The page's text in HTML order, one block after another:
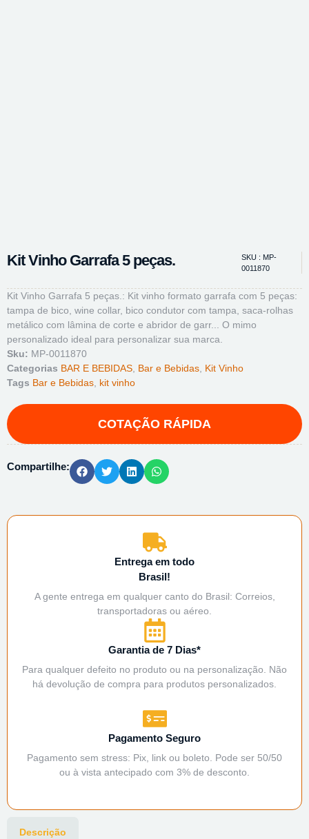
Kit Vinho Garrafa 5 peças.
SKU : MP-
0011870
Kit Vinho Garrafa 5 peças.: Kit vinho formato garrafa com 5 peças:
tampa de bico, wine collar, bico condutor com tampa, saca-rolhas
metálico com lâmina de corte e abridor de garr... O mimo
personalizado ideal para personalizar sua marca.
Sku: MP-0011870
Categorias BAR E BEBIDAS Bar e Bebidas Kit Vinho
Tags Bar e Bebidas kit vinho
Compartilhe:
Entrega em todo
Brasil!
A gente entrega em qualquer canto do Brasil: Correios,
transportadoras ou aéreo.
Garantia de 7 Dias*
Para qualquer defeito no produto ou na personalização. Não
há devolução de compra para produtos personalizados.
Pagamento Seguro
Pagamento sem stress: Pix, link ou boleto. Pode ser 50/50
ou à vista antecipado com 3% de desconto.
Descrição